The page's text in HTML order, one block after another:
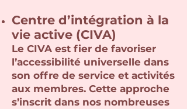
Centre d’intégration à la
vie active (CIVA)
Le CIVA est fier de favoriser
l’accessibilité universelle dans
son offre de service et activités
aux membres. Cette approche
s’inscrit dans nos nombreuses